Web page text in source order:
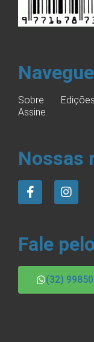
Sobre Edições
Assine
Nossas
Fale
(32)